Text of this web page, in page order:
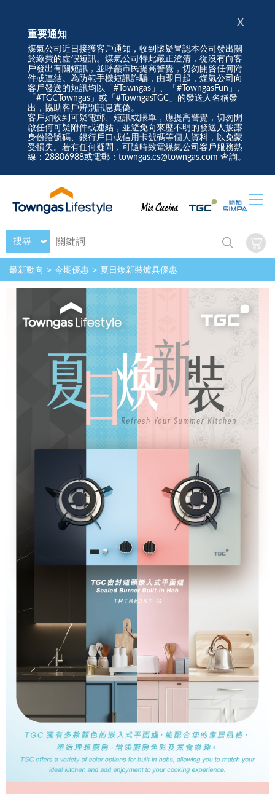
重要通知
煤氣公司近日接獲客戶通知，收到懷疑冒認本公司發出關
於繳費的虛假短訊。煤氣公司特此嚴正澄清，從沒有向客
戶發出有關短訊，並呼籲市民提高警覺，切勿開啓任何附
件或連結。為防範手機短訊詐騙，由即日起，煤氣公司向
客戶發送的短訊均以「#Towngas」、「#TowngasFun」、
「#TGCTowngas」或「#TowngasTGC」的發送人名稱發
出，協助客戶辨別訊息真偽。
客戶如收到可疑電郵、短訊或賬單，應提高警覺，切勿開
啟任何可疑附件或連結，並避免向來歷不明的發送人披露
身份證號碼、銀行戶口或信用卡號碼等個人資料，以免蒙
受損失。若有任何疑問，可隨時致電煤氣公司客戶服務熱
線：28806988或電郵：towngas.cs@towngas.com 查詢。
X
搜尋
最新動向 今期優惠 夏日煥新裝爐具優惠